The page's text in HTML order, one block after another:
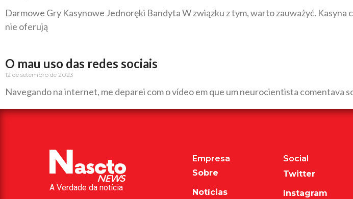
Darmowe Gry Kasynowe Jednoręki Bandyta W związku z tym, warto zauważyć.
nie oferują
O mau uso das redes sociais
12 de setembro de 2023
Navegando na internet, me deparei com o vídeo em que um neurocientista comentava
A Verdade da notícia
Empresa
Sobre
Notícias
Social
Twitter
Instagram